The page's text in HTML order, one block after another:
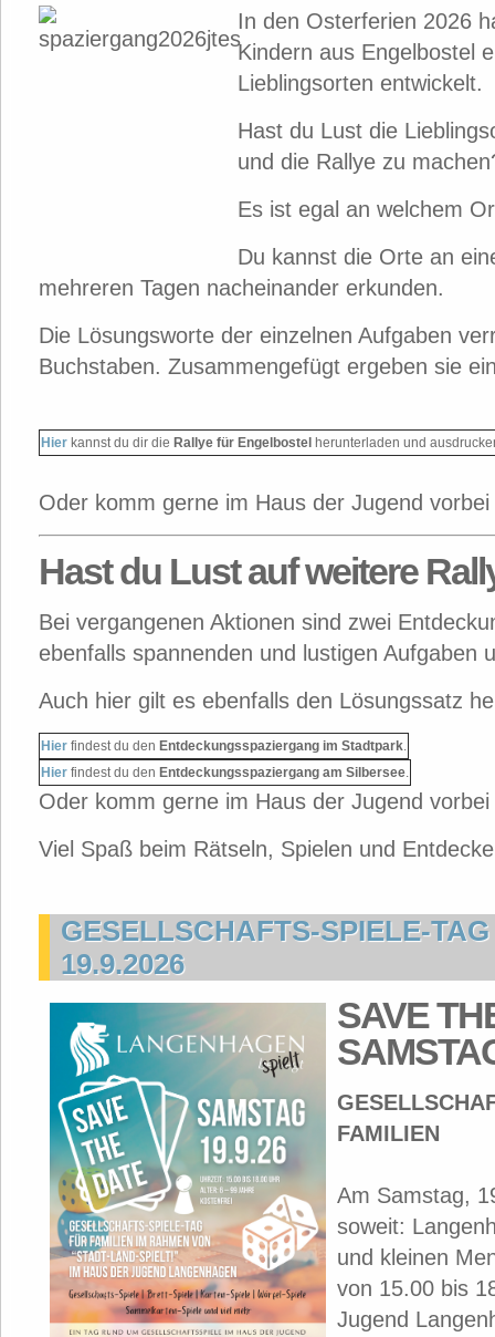
In den Osterferien 2026
Kindern aus Engelbostel
Lieblingsorten entwickelt.
Hast du Lust die
und die Rallye zu
Es ist egal an welchem
Du kannst die Orte an
mehreren Tagen nacheinander erkunden.
Die Lösungsworte der einzelnen Aufgaben
Buchstaben. Zusammengefügt ergeben sie
Hier kannst du dir die Rallye für Engelbostel herunterladen und
Oder komm gerne im Haus der Jugend
Hast du Lust auf weitere
Bei vergangenen Aktionen sind zwei
ebenfalls spannenden und lustigen Aufgaben
Auch hier gilt es ebenfalls den Lösungssatz
Hier findest du den Entdeckungsspaziergang im Stadtpark.
Hier findest du den Entdeckungsspaziergang am Silbersee.
Oder komm gerne im Haus der Jugend
Viel Spaß beim Rätseln, Spielen und
GESELLSCHAFTS-SPIELE-
19.9.2026
SAVE
FAMILIEN
Am Samstag,
soweit:
und kleinen
von 15.00 bis
Jugend